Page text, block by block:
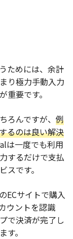
ためには、余計
り極力手動入力
要です。
ろんですが、 例
るのは良い解決
は一度でも利用
するだけで支払
スです。
ECサイトで購入
ウントを認識
で決済が完了し
。